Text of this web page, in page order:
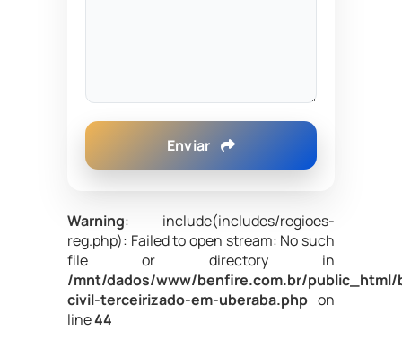
Enviar
Warning: include(includes/regioes-
reg.php): Failed to open stream: No such
file or directory in
/mnt/dados/www/benfire.com.br/public_html/
civil-terceirizado-em-uberaba.phpon
line44